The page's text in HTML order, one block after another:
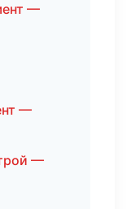
—
—
—